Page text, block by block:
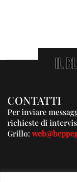
CONTATTI
Per inviare
richieste di
Grillo: